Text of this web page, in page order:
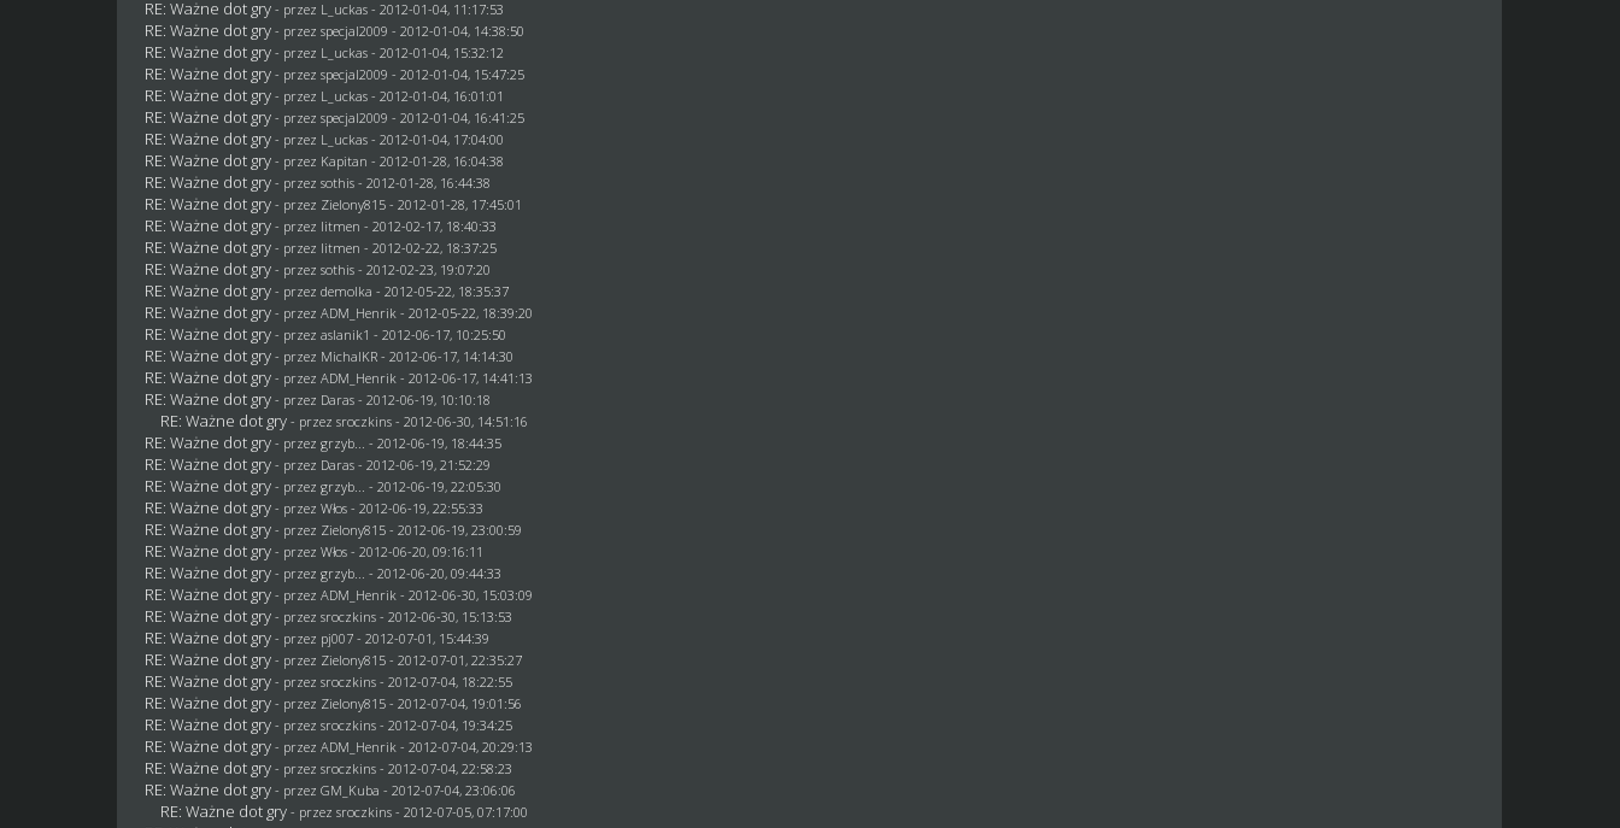
RE: Ważne dot gry - przez L_uckas - 2012-01-04, 11:17:53
RE: Ważne dot gry - przezspecjal2009 - 2012-01-04, 14:38:50
RE: Ważne dot gry - przez L_uckas - 2012-01-04, 15:32:12
RE: Ważne dot gry - przezspecjal2009 - 2012-01-04, 15:47:25
RE: Ważne dot gry - przez L_uckas - 2012-01-04, 16:01:01
RE: Ważne dot gry - przezspecjal2009 - 2012-01-04, 16:41:25
RE: Ważne dot gry - przez L_uckas - 2012-01-04, 17:04:00
RE: Ważne dot gry - przez Kapitan - 2012-01-28, 16:04:38
RE: Ważne dot gry - przezsothis - 2012-01-28, 16:44:38
RE: Ważne dot gry - przez Zielony815 - 2012-01-28, 17:45:01
RE: Ważne dot gry - przez litmen - 2012-02-17, 18:40:33
RE: Ważne dot gry - przez litmen - 2012-02-22, 18:37:25
RE: Ważne dot gry - przezsothis - 2012-02-23, 19:07:20
RE: Ważne dot gry - przezdemolka - 2012-05-22, 18:35:37
RE: Ważne dot gry - przezADM_Henrik - 2012-05-22, 18:39:20
RE: Ważne dot gry - przez aslanik1 - 2012-06-17, 10:25:50
RE: Ważne dot gry - przez MichalKR - 2012-06-17, 14:14:30
RE: Ważne dot gry - przezADM_Henrik - 2012-06-17, 14:41:13
RE: Ważne dot gry - przez Daras - 2012-06-19, 10:10:18
RE: Ważne dot gry - przezsroczkins - 2012-06-30, 14:51:16
RE: Ważne dot gry - przezgrzyb... - 2012-06-19, 18:44:35
RE: Ważne dot gry - przez Daras - 2012-06-19, 21:52:29
RE: Ważne dot gry - przezgrzyb... - 2012-06-19, 22:05:30
RE: Ważne dot gry - przezWłos - 2012-06-19, 22:55:33
RE: Ważne dot gry - przez Zielony815 - 2012-06-19, 23:00:59
RE: Ważne dot gry - przezWłos - 2012-06-20, 09:16:11
RE: Ważne dot gry - przezgrzyb... - 2012-06-20, 09:44:33
RE: Ważne dot gry - przezADM_Henrik - 2012-06-30, 15:03:09
RE: Ważne dot gry - przezsroczkins - 2012-06-30, 15:13:53
RE: Ważne dot gry - przez pj007 - 2012-07-01, 15:44:39
RE: Ważne dot gry - przez Zielony815 - 2012-07-01, 22:35:27
RE: Ważne dot gry - przezsroczkins - 2012-07-04, 18:22:55
RE: Ważne dot gry - przez Zielony815 - 2012-07-04, 19:01:56
RE: Ważne dot gry - przezsroczkins - 2012-07-04, 19:34:25
RE: Ważne dot gry - przezADM_Henrik - 2012-07-04, 20:29:13
RE: Ważne dot gry - przezsroczkins - 2012-07-04, 22:58:23
RE: Ważne dot gry - przezGM_Kuba - 2012-07-04, 23:06:06
RE: Ważne dot gry - przezsroczkins - 2012-07-05, 07:17:00